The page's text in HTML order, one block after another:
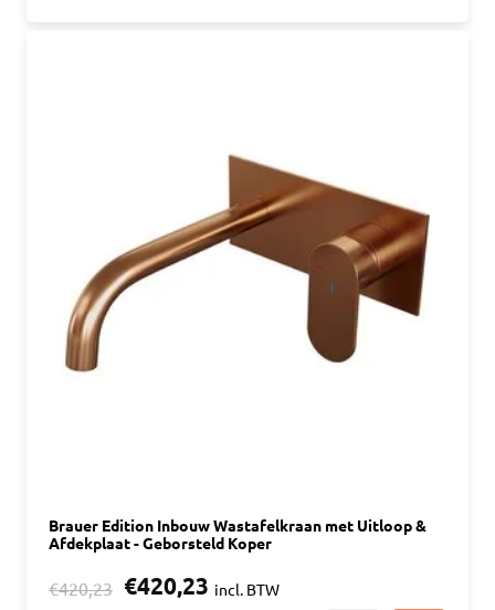
Brauer Edition Inbouw Wastafelkraan met Uitloop &
Afdekplaat - Geborsteld Koper
€420,23 €420,23 incl. BTW